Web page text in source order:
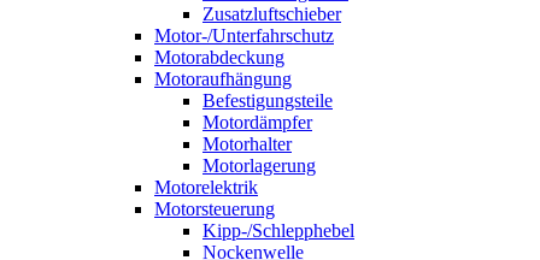
Zusatzluftschieber
Motor-/Unterfahrschutz
Motorabdeckung
Motoraufhängung
Befestigungsteile
Motordämpfer
Motorhalter
Motorlagerung
Motorelektrik
Motorsteuerung
Kipp-/Schlepphebel
Nockenwelle